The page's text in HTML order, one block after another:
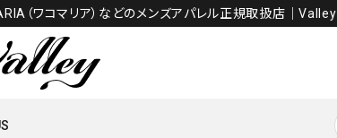
（ワコマリア）などのメンズアパレル正規取扱店│Valley